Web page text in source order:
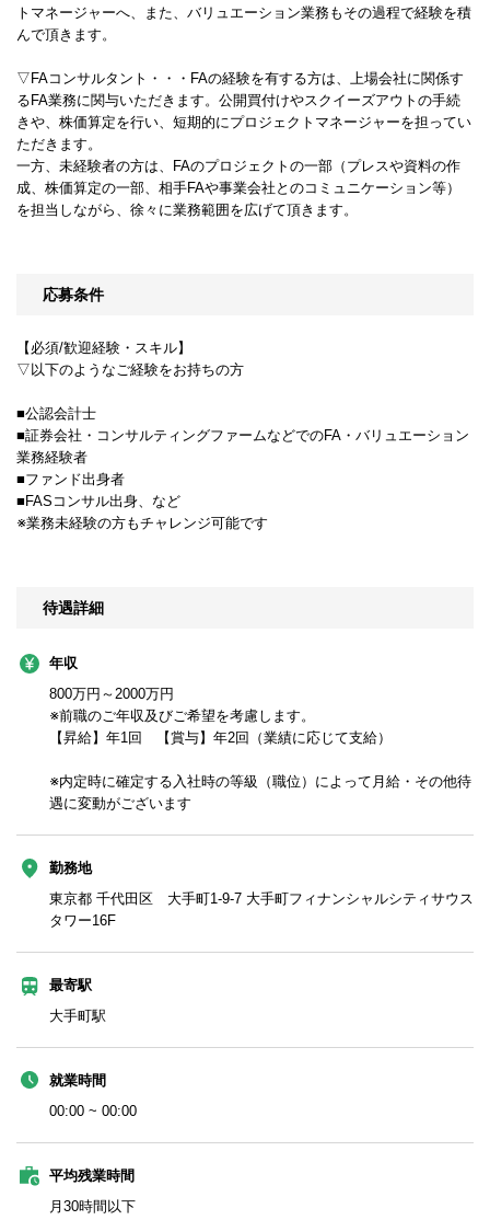
トマネージャーへ、また、バリュエーション業務もその過程で経験を積
んで頂きます。
▽FAコンサルタント・・・FAの経験を有する方は、上場会社に関係す
るFA業務に関与いただきます。公開買付けやスクイーズアウトの手続
きや、株価算定を行い、短期的にプロジェクトマネージャーを担ってい
ただきます。
一方、未経験者の方は、FAのプロジェクトの一部（プレスや資料の作
成、株価算定の一部、相手FAや事業会社とのコミュニケーション等）
を担当しながら、徐々に業務範囲を広げて頂きます。
応募条件
【必須/歓迎経験・スキル】
▽以下のようなご経験をお持ちの方
■公認会計士
■証券会社・コンサルティングファームなどでのFA・バリュエーション
業務経験者
■ファンド出身者
■FASコンサル出身、など
※業務未経験の方もチャレンジ可能です
待遇詳細
年収
800万円～2000万円
※前職のご年収及びご希望を考慮します。
【昇給】年1回 【賞与】年2回（業績に応じて支給）
※内定時に確定する入社時の等級（職位）によって月給・その他待
遇に変動がございます
勤務地
東京都 千代田区 大手町1-9-7 大手町フィナンシャルシティサウス
タワー16F
最寄駅
大手町駅
就業時間
00:00 ~ 00:00
平均残業時間
月30時間以下